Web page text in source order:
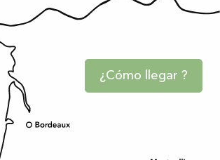
¿Cómo llegar ?